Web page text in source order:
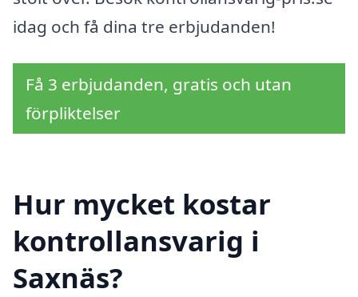
idag och få dina tre erbjudanden!
Få 3 erbjudanden, gratis och utan
förpliktelser
Hur mycket kostar
kontrollansvarig i
Saxnäs?